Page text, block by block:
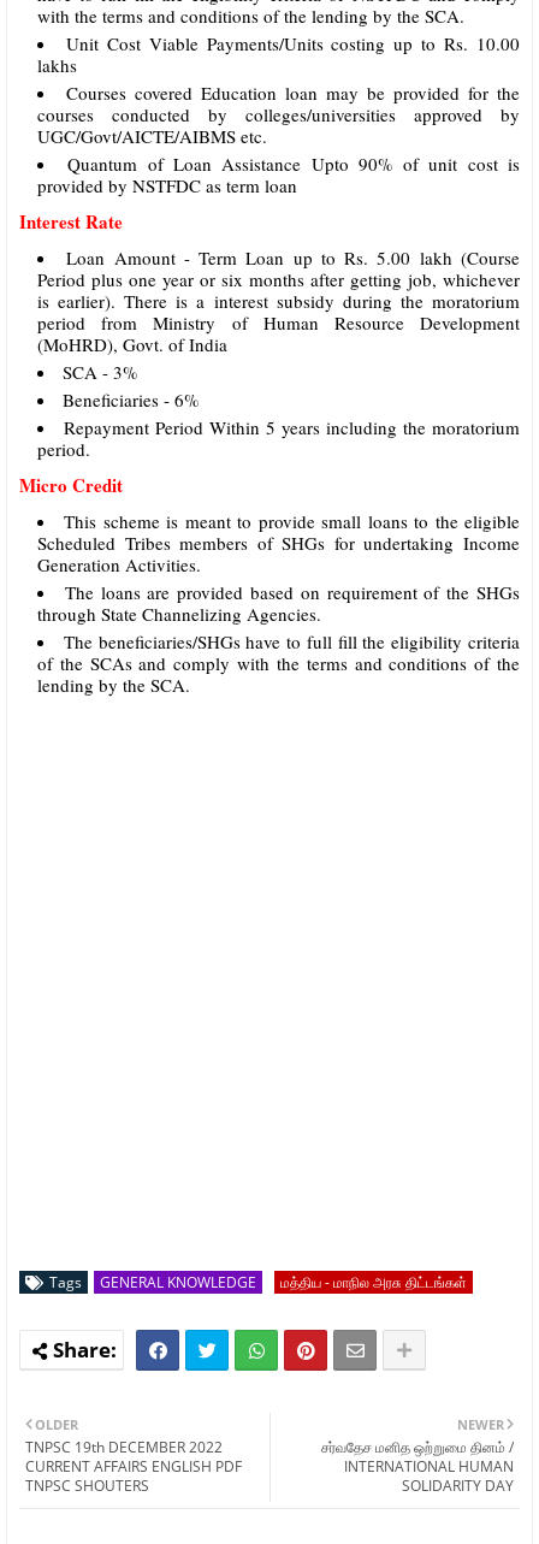
with the terms and conditions of the lending by the SCA.
Unit Cost Viable Payments/Units costing up to Rs. 10.00
lakhs
Courses covered Education loan may be provided for the
courses conducted by colleges/universities approved by
UGC/Govt/AICTE/AIBMS etc.
Quantum of Loan Assistance Upto 90% of unit cost is
provided by NSTFDC as term loan
Interest Rate
Loan Amount - Term Loan up to Rs. 5.00 lakh (Course
Period plus one year or six months after getting job, whichever
is earlier). There is a interest subsidy during the moratorium
period from Ministry of Human Resource Development
(MoHRD), Govt. of India
SCA - 3%
Beneficiaries - 6%
Repayment Period Within 5 years including the moratorium
period.
Micro Credit
This scheme is meant to provide small loans to the eligible
Scheduled Tribes members of SHGs for undertaking Income
Generation Activities.
The loans are provided based on requirement of the SHGs
through State Channelizing Agencies.
The beneficiaries/SHGs have to full fill the eligibility criteria
of the SCAs and comply with the terms and conditions of the
lending by the SCA.
Tags GENERAL KNOWLEDGE மத்திய - மாநில அரசு திட்டங்கள்
NEWER
சர்வதேச மனித ஒற்றுமை தினம் /
INTERNATIONAL HUMAN
SOLIDARITY DAY
OLDER
TNPSC 19th DECEMBER 2022
CURRENT AFFAIRS ENGLISH PDF
TNPSC SHOUTERS